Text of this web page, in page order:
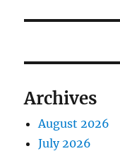
g
i
p
s
:Archives
August 2026
July 2026